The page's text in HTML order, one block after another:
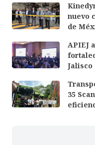
nuevo
de
APIEJ
Jalisco
35